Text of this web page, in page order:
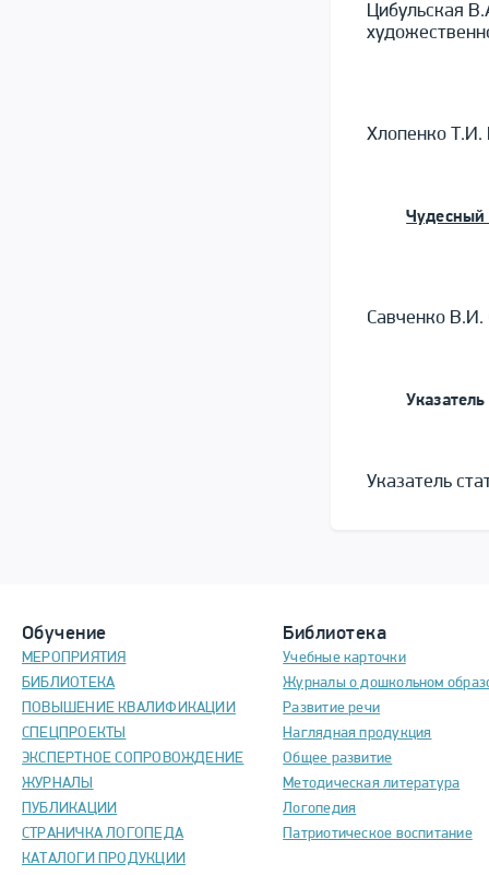
Цибульская
Хлопенко Т.И.
Чудесный
Савченко В.И.
Указатель
Указатель
Обучение
МЕРОПРИЯТИЯ
БИБЛИОТЕКА
ПОВЫШЕНИЕ КВАЛИФИКАЦИИ
СПЕЦПРОЕКТЫ
ЭКСПЕРТНОЕ СОПРОВОЖДЕНИЕ
ЖУРНАЛЫ
ПУБЛИКАЦИИ
СТРАНИЧКА ЛОГОПЕДА
КАТАЛОГИ ПРОДУКЦИИ
Библиотека
Учебные карточки
Журналы о дошкольном
Развитие речи
Наглядная продукция
Общее развитие
Методическая литература
Логопедия
Патриотическое воспитание